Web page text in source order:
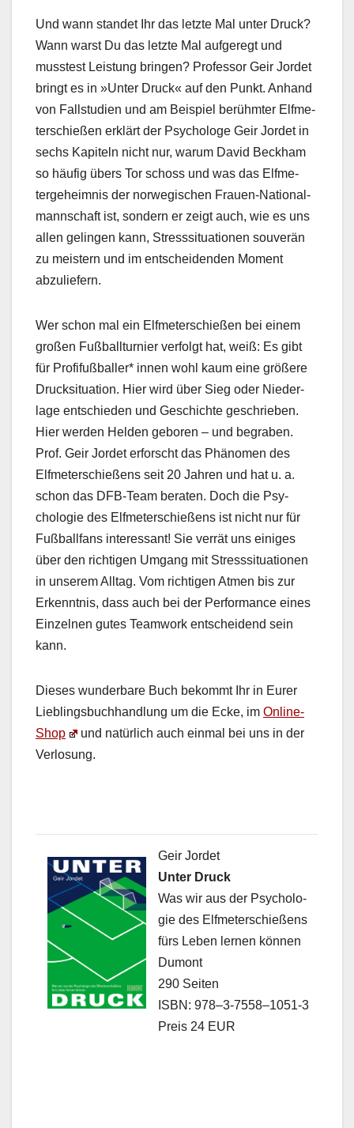
Und wann standet Ihr das let­zte Mal unter Druck?
Wann warst Du das let­zte Mal aufgeregt und
musstest Leis­tung brin­gen? Pro­fes­sor Geir Jordet
bringt es in »Unter Druck« auf den Punkt. Anhand
von Fall­stu­di­en und am Beispiel berühmter Elfme­
ter­schießen erk­lärt der Psy­chologe Geir Jordet in
sechs Kapiteln nicht nur, warum David Beck­ham
so häu­fig übers Tor schoss und was das Elfme­
terge­heim­nis der nor­wegis­chen Frauen-National­
mannschaft ist, son­dern er zeigt auch, wie es uns
allen gelin­gen kann, Stress­si­t­u­a­tio­nen sou­verän
zu meis­tern und im entschei­den­den Moment
abzuliefern.
Wer schon mal ein Elfme­ter­schießen bei einem
großen Fußball­turnier ver­fol­gt hat, weiß: Es gibt
für Profi­fußballer* innen wohl kaum eine größere
Druck­si­t­u­a­tion. Hier wird über Sieg oder Nieder­
lage entsch­ieden und Geschichte geschrieben.
Hier wer­den Helden geboren – und begraben.
Prof. Geir Jordet erforscht das Phänomen des
Elfme­ter­schießens seit 20 Jahren und hat u. a.
schon das DFB-Team berat­en. Doch die Psy­
cholo­gie des Elfme­ter­schießens ist nicht nur für
Fußball­fans inter­es­sant! Sie ver­rät uns einiges
über den richti­gen Umgang mit Stress­si­t­u­a­tio­nen
in unserem All­t­ag. Vom richti­gen Atmen bis zur
Erken­nt­nis, dass auch bei der Per­for­mance eines
Einzel­nen gutes Team­work entschei­dend sein
kann.
Dieses wun­der­bare Buch bekommt Ihr in Eur­er
Lieblings­buch­hand­lung um die Ecke, im Online-
Shop
und natür­lich auch ein­mal bei uns in der
Ver­losung.
Geir Jordet
Unter Druck
Was wir aus der Psy­cholo­
gie des Elfme­ter­schießens
fürs Leben ler­nen kön­nen
Dumont
290 Seit­en
ISBN: 978–3‑7558–1051‑3
Preis 24 EUR